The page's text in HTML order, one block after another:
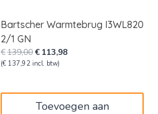
Bartscher Warmtebrug I3WL820
2/1 GN
€139,00Oorspronkelijke
prijs
€ 113,98Huidige
(€ 137,92 incl. btw)
Toevoegen aan